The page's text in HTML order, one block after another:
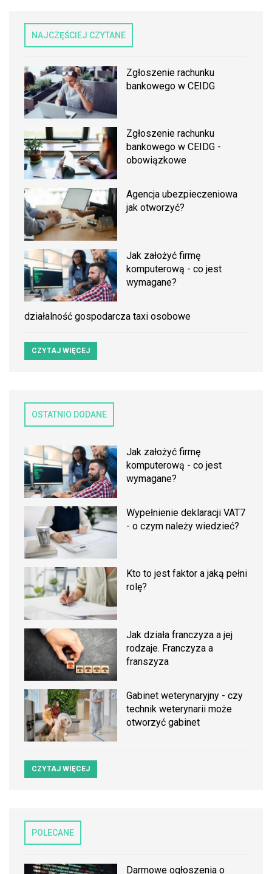
NAJCZĘŚCIEJ CZYTANE
Zgłoszenie rachunku
bankowego w CEIDG
Zgłoszenie rachunku
bankowego w CEIDG -
obowiązkowe
Agencja ubezpieczeniowa
jak otworzyć?
Jak założyć firmę
komputerową - co jest
wymagane?
działalność gospodarcza taxi osobowe
CZYTAJ WIĘCEJ
OSTATNIO DODANE
Jak założyć firmę
komputerową - co jest
wymagane?
Wypełnienie deklaracji VAT7
- o czym należy wiedzieć?
Kto to jest faktor a jaką pełni
rolę?
Jak działa franczyza a jej
rodzaje. Franczyza a
franszyza
Gabinet weterynaryjny - czy
technik weterynarii może
otworzyć gabinet
CZYTAJ WIĘCEJ
POLECANE
Darmowe ogłoszenia o